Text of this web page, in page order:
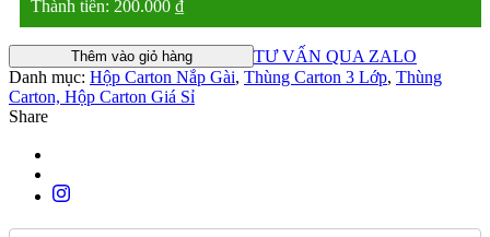
Thành tiền: 200.000 ₫
Thêm vào giỏ hàng
TƯ VẤN QUA ZALO
Danh mục: Hộp Carton Nắp Gài, Thùng Carton 3 Lớp, Thùng
Carton, Hộp Carton Giá Sỉ
Share